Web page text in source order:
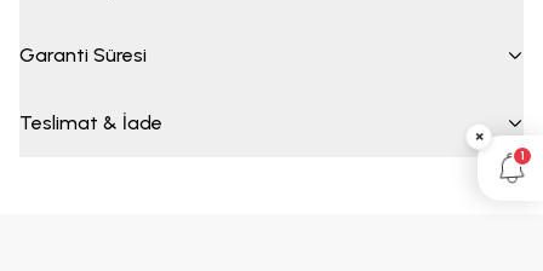
Garanti Süresi
Teslimat & İade
×
1